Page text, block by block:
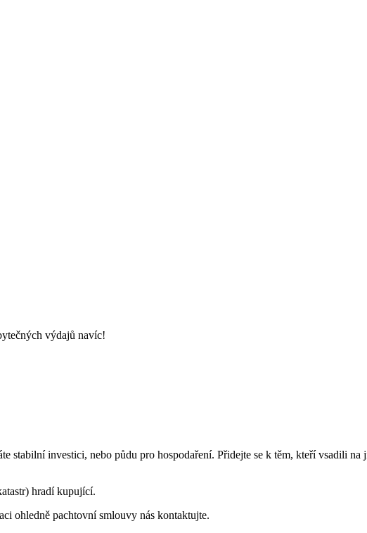
výdajů navíc!
stabilní investici, nebo půdu pro hospodaření. Přidejte se k těm, kteří vsadili
hradí kupující.
ohledně pachtovní smlouvy nás kontaktujte.